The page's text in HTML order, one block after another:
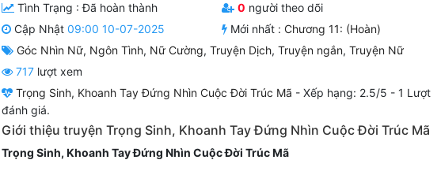
Tình Trạng :Đã hoàn thành 0 người theo dõi
Cập Nhật 09:00 10-07-2025 Mới nhất :Chương 11: (Hoàn)
Góc Nhìn Nữ, Ngôn Tình, Nữ Cường, Truyện Dịch, Truyện ngắn, Truyện Nữ
717lượt xem
Trọng Sinh, Khoanh Tay Đứng Nhìn Cuộc Đời Trúc Mã - Xếp hạng: 2.5/5 - 1 Lượt
đánh giá.
Giới thiệu truyện Trọng Sinh, Khoanh Tay Đứng Nhìn Cuộc Đời Trúc Mã
Trọng Sinh, Khoanh Tay Đứng Nhìn Cuộc Đời Trúc Mã